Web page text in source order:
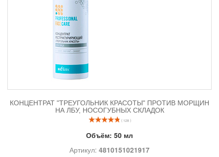
КОНЦЕНТРАТ "ТРЕУГОЛЬНИК КРАСОТЫ" ПРОТИВ МОРЩИН
НА ЛБУ, НОСОГУБНЫХ СКЛАДОК
( 128 )
Объём: 50 мл
Артикул: 4810151021917